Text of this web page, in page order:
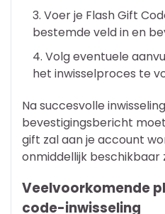
Voer je Flash Gift
bestemde veld in en
Volg eventuele
het inwisselproces te
Na succesvolle
bevestigingsbericht
gift zal aan je account
onmiddellijk beschikbaar
Veelvoorkomende
code-inwisseling